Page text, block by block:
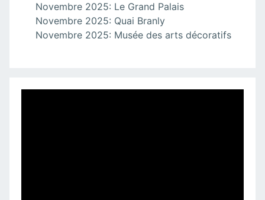
Novembre 2025: Le Grand Palais
Novembre 2025: Quai Branly
Novembre 2025: Musée des arts décoratifs